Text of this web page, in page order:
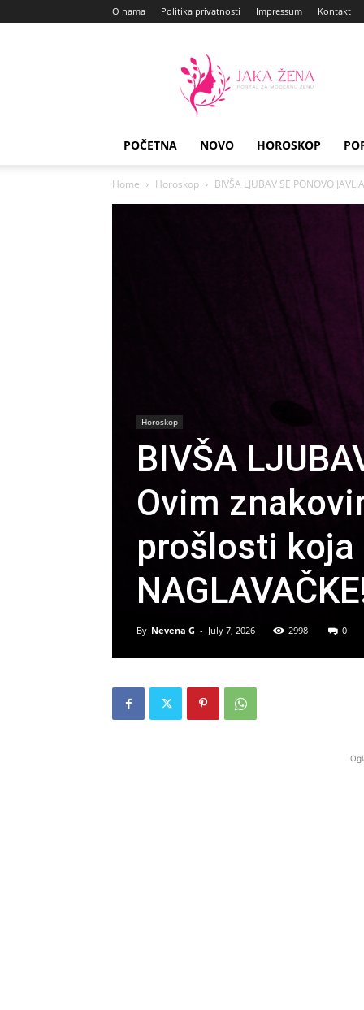
O nama Politika privatnosti Impressum Kontakt
Zena
POČETNA NOVO HOROSKOP
Home Horoskop BIVŠA LJUBAV SE PONOVO
Horoskop
BIVŠA
Ovim
prošlosti koja
By Nevena G - July 7, 2026 2998 0